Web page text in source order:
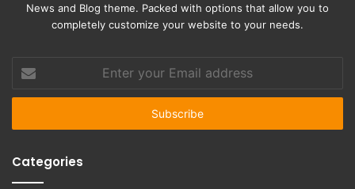
News and Blog theme. Packed with options that allow you to
completely customize your website to your needs.
your
Email
Categories